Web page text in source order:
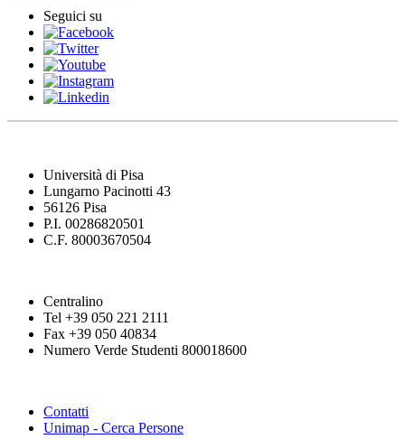
Seguici su
Università di Pisa
Lungarno Pacinotti 43
56126 Pisa
P.I. 00286820501
C.F. 80003670504
Centralino
Tel +39 050 221 2111
Fax +39 050 40834
Numero Verde Studenti 800018600
Contatti
Unimap - Cerca Persone